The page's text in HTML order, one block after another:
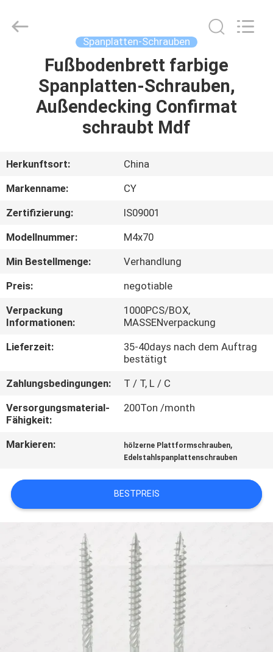
PRODUKTE
UNS
AUSFLUG
QUALITÄTSKONTROLLE
TRETEN
SIE
MIT
IN
VERBINDUNG
NACHRICHTEN
FORDERN
SIE EIN
Co,LTD.
Spanplatten-Schrauben
Fußbodenbrett farbige
Spanplatten-Schrauben,
Außendecking Confirmat
schraubt Mdf
Herkunftsort:
China
Markenname:
CY
Zertifizierung:
IS09001
Modellnummer:
M4x70
Min Bestellmenge:
Verhandlung
Preis:
negotiable
Verpackung
Informationen:
1000PCS/BOX,
MASSENverpackung
Lieferzeit:
35-40days nach dem Auftrag
bestätigt
Zahlungsbedingungen:
T / T, L / C
Versorgungsmaterial-
Fähigkeit:
200Ton /month
Markieren: hölzerne Plattformschrauben,
Edelstahlspanplattenschrauben
BESTPREIS